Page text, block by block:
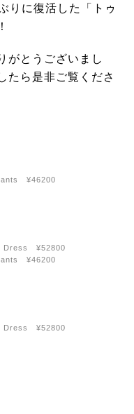
りに復活した「トゥ
がとうございまし
たら是非ご覧くださ
¥46200
Dress ¥52800
¥46200
Dress ¥52800